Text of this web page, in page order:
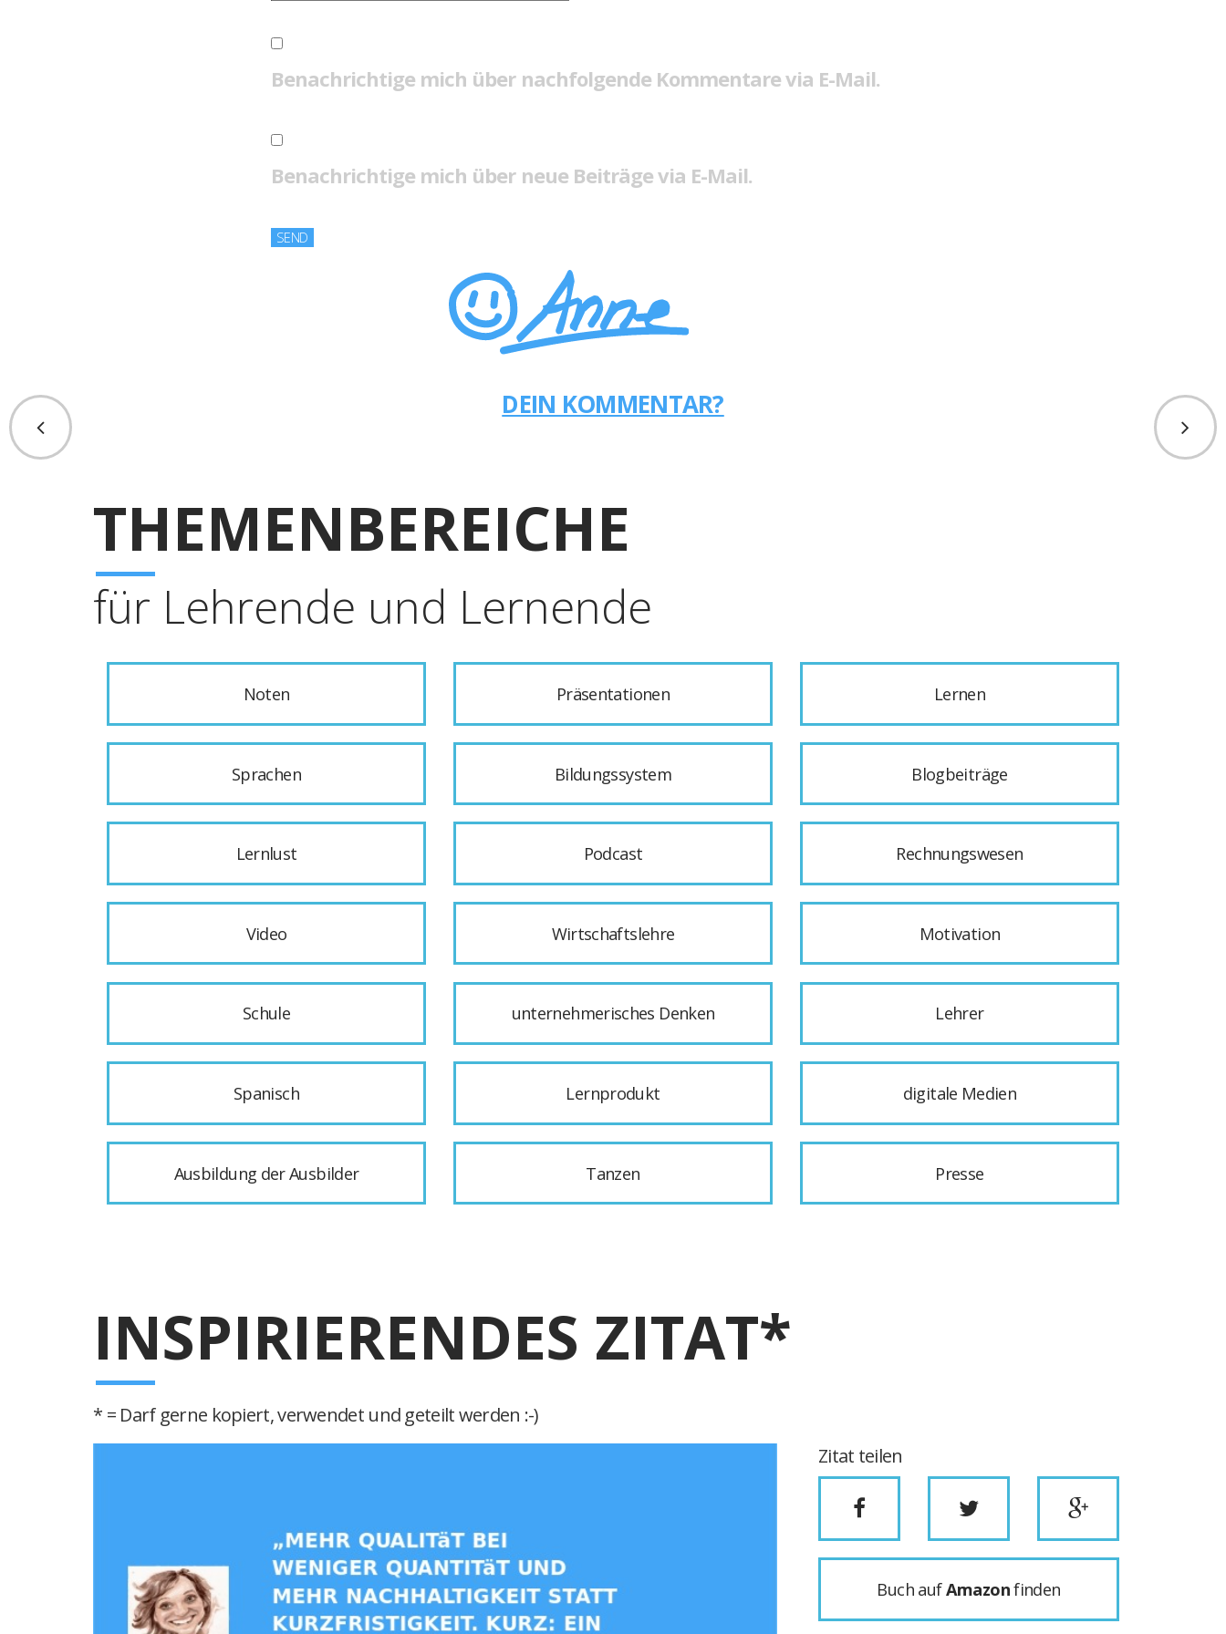
Benachrichtige mich über nachfolgende Kommentare via E-Mail.
Benachrichtige mich über neue Beiträge via E-Mail.
DEIN KOMMENTAR?
THEMENBEREICHE
für Lehrende und Lernende
Noten Präsentationen Lernen
Sprachen Bildungssystem Blogbeiträge
Lernlust Podcast Rechnungswesen
Video Wirtschaftslehre Motivation
Schule unternehmerisches Denken Lehrer
Spanisch Lernprodukt digitale Medien
Ausbildung der Ausbilder Tanzen Presse
INSPIRIERENDES ZITAT*
* = Darf gerne kopiert, verwendet und geteilt werden :-)
Zitat teilen
Buch aufAmazonfinden